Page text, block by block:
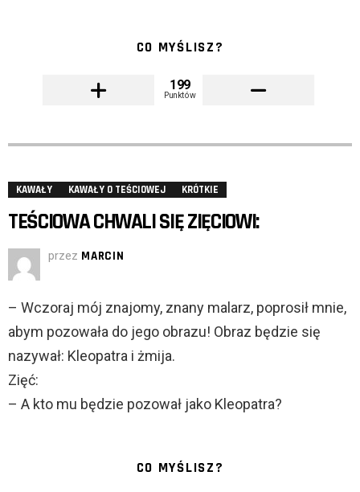
CO MYŚLISZ?
199
Punktów
KAWAŁY KAWAŁY O TEŚCIOWEJ KRÓTKIE
TEŚCIOWA CHWALI SIĘ ZIĘCIOWI:
przez MARCIN
– Wczoraj mój znajomy, znany malarz, poprosił mnie,
abym pozowała do jego obrazu! Obraz będzie się
nazywał: Kleopatra i żmija.
Zięć:
– A kto mu będzie pozował jako Kleopatra?
CO MYŚLISZ?